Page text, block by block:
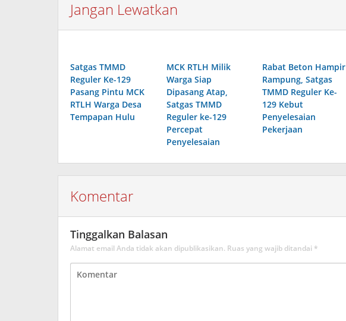
Jangan Lewatkan
Satgas TMMD
Reguler Ke-129
Pasang Pintu MCK
RTLH Warga Desa
Tempapan Hulu
MCK RTLH Milik
Warga Siap
Dipasang Atap,
Satgas TMMD
Reguler ke-129
Percepat
Penyelesaian
Rabat Beton Hampir
Rampung, Satgas
TMMD Reguler Ke-
129 Kebut
Penyelesaian
Pekerjaan
Komentar
Tinggalkan Balasan
Alamat email Anda tidak akan dipublikasikan. Ruas yang wajib ditandai *